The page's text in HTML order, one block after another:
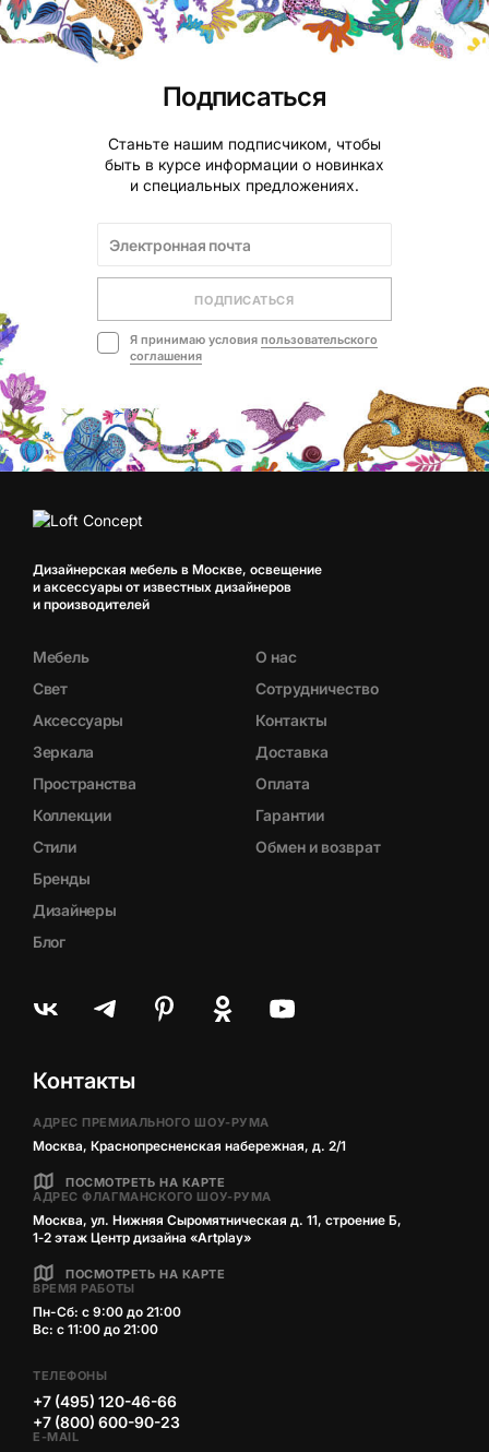
Подписаться
Станьте нашим подписчиком, чтобы
быть в курсе информации о новинках
и специальных предложениях.
ПОДПИСАТЬСЯ
Я принимаю условия пользовательского
соглашения
Дизайнерская мебель в Москве, освещение
и аксессуары от известных дизайнеров
и производителей
Мебель
Свет
Аксессуары
Зеркала
Пространства
Коллекции
Стили
Бренды
Дизайнеры
Блог
О нас
Сотрудничество
Контакты
Доставка
Оплата
Гарантии
Обмен и возврат
Контакты
АДРЕС ПРЕМИАЛЬНОГО ШОУ-РУМА
Москва, Краснопресненская набережная, д. 2/1
ПОСМОТРЕТЬ НА КАРТЕ
АДРЕС ФЛАГМАНСКОГО ШОУ-РУМА
Москва, ул. Нижняя Сыромятническая д. 11, строение Б,
1‑2 этаж Центр дизайна «Artplay»
ПОСМОТРЕТЬ НА КАРТЕ
ВРЕМЯ РАБОТЫ
Пн-Сб: с 9:00 до 21:00
Вс: с 11:00 до 21:00
ТЕЛЕФОНЫ
+7 (495) 120-46-66
+7 (800) 600-90-23
E-MAIL